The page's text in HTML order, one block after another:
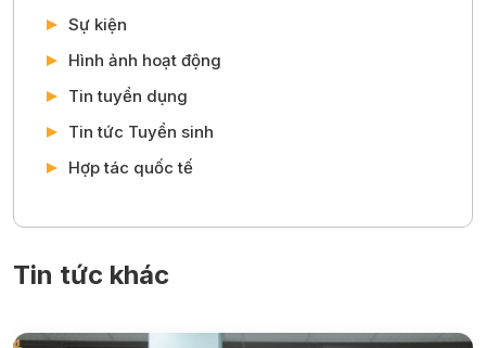
Sự kiện
Hình ảnh hoạt động
Tin tuyển dụng
Tin tức Tuyển sinh
Hợp tác quốc tế
Tin tức khác